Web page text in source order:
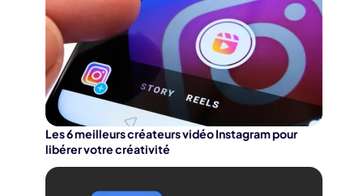
Les 6 meilleurs créateurs vidéo Instagram pour
libérer votre créativité